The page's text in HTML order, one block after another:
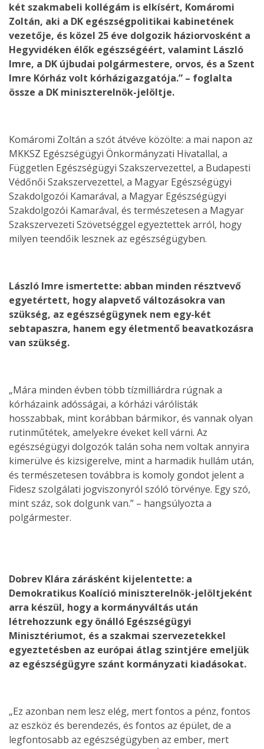
két szakmabeli kollégám is elkísért, Komáromi
Zoltán, aki a DK egészségpolitikai kabinetének
vezetője, és közel 25 éve dolgozik háziorvosként a
Hegyvidéken élők egészségéért, valamint László
Imre, a DK újbudai polgármestere, orvos, és a Szent
Imre Kórház volt kórházigazgatója.” – foglalta
össze a DK miniszterelnök-jelöltje.
Komáromi Zoltán a szót átvéve közölte: a mai napon az
MKKSZ Egészségügyi Önkormányzati Hivatallal, a
Független Egészségügyi Szakszervezettel, a Budapesti
Védőnői Szakszervezettel, a Magyar Egészségügyi
Szakdolgozói Kamarával, a Magyar Egészségügyi
Szakdolgozói Kamarával, és természetesen a Magyar
Szakszervezeti Szövetséggel egyeztettek arról, hogy
milyen teendőik lesznek az egészségügyben.
László Imre ismertette: abban minden résztvevő
egyetértett, hogy alapvető változásokra van
szükség, az egészségügynek nem egy-két
sebtapaszra, hanem egy életmentő beavatkozásra
van szükség.
„Mára minden évben több tízmilliárdra rúgnak a
kórházaink adósságai, a kórházi várólisták
hosszabbak, mint korábban bármikor, és vannak olyan
rutinműtétek, amelyekre éveket kell várni. Az
egészségügyi dolgozók talán soha nem voltak annyira
kimerülve és kizsigerelve, mint a harmadik hullám után,
és természetesen továbbra is komoly gondot jelent a
Fidesz szolgálati jogviszonyról szóló törvénye. Egy szó,
mint száz, sok dolgunk van.” – hangsúlyozta a
polgármester.
Dobrev Klára zárásként kijelentette: a
Demokratikus Koalíció miniszterelnök-jelöltjeként
arra készül, hogy a kormányváltás után
létrehozzunk egy önálló Egészségügyi
Minisztériumot, és a szakmai szervezetekkel
egyeztetésben az európai átlag szintjére emeljük
az egészségügyre szánt kormányzati kiadásokat.
„Ez azonban nem lesz elég, mert fontos a pénz, fontos
az eszköz és berendezés, és fontos az épület, de a
legfontosabb az egészségügyben az ember, mert